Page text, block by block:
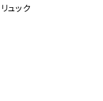
ュック